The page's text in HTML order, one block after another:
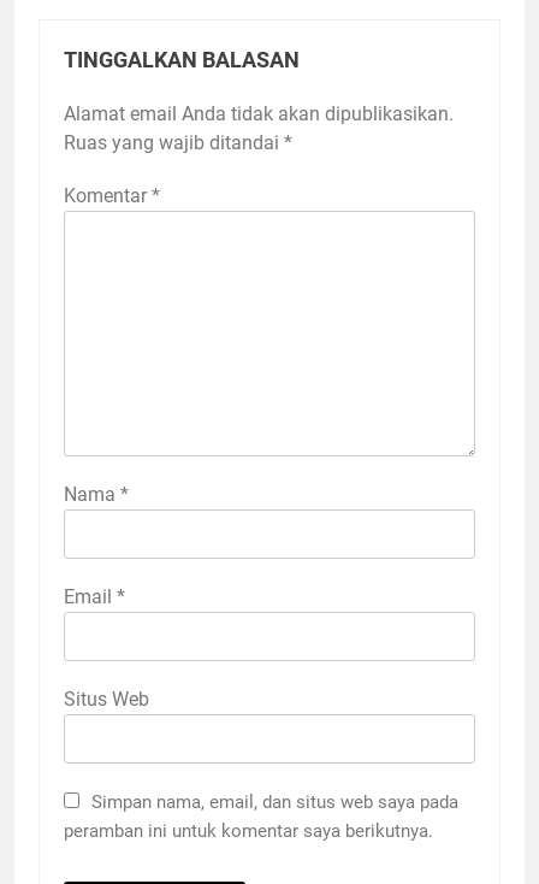
TINGGALKAN BALASAN
Alamat email Anda tidak akan dipublikasikan.
Ruas yang wajib ditandai *
Komentar *
Nama *
Email *
Situs Web
Simpan nama, email, dan situs web saya pada
peramban ini untuk komentar saya berikutnya.